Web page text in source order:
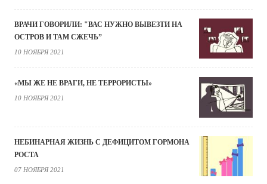
ВРАЧИ ГОВОРИЛИ: "ВАС НУЖНО ВЫВЕЗТИ НА
ОСТРОВ И ТАМ СЖЕЧЬ”
10 НОЯБРЯ 2021
«МЫ ЖЕ НЕ ВРАГИ, НЕ ТЕРРОРИСТЫ»
10 НОЯБРЯ 2021
НЕБИНАРНАЯ ЖИЗНЬ С ДЕФИЦИТОМ ГОРМОНА
РОСТА
07 НОЯБРЯ 2021